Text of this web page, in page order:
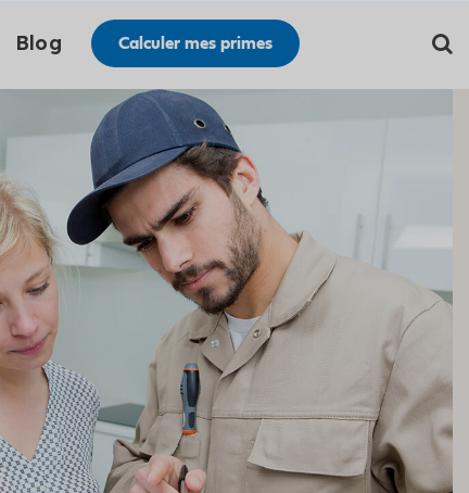
Blog Calculer mes primes